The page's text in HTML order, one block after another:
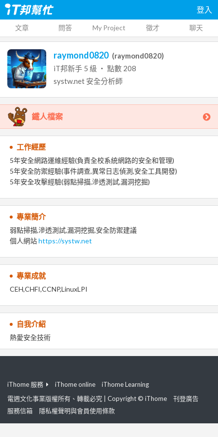
登入
文章 問答 My Project 徵才 聊天
raymond0820 (raymond0820)
iT邦新手 5 級 ‧ 點數 208
systw.net 安全分析師
鐵人檔案
工作經歷
5年安全網路運維經驗(負責全校系統網路的安全和管理)
5年安全防禦經驗(事件調查,異常日志偵測,安全工具開發)
5年安全攻擊經驗(弱點掃描,滲透測試,漏洞挖掘)
專業簡介
弱點掃描,滲透測試,漏洞挖掘,安全防禦建議
個人網站https://systw.net
專業成就
CEH,CHFI,CCNP,LinuxLPI
自我介紹
熱愛安全技術
iThome 服務 iThome online
iThome Learning
電週文化事業版權所有、轉載必究 | Copyright © iThome
刊登廣告
服務信箱
隱私權聲明與會員使用條款